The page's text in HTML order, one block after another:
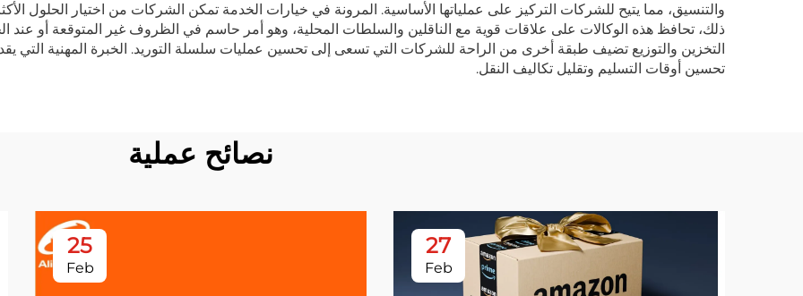
والتنسيق، مما يتيح للشركات التركيز على عملياتها الأساسية. المرونة في خيارات الخدمة تمكن الشركات من اختيار الحلول الأكثر
ذلك، تحافظ هذه الوكالات على علاقات قوية مع الناقلين والسلطات المحلية، وهو أمر حاسم في الظروف غير المتوقعة أو عند
التخزين والتوزيع تضيف طبقة أخرى من الراحة للشركات التي تسعى إلى تحسين عمليات سلسلة التوريد. الخبرة المهنية التي
تحسين أوقات التسليم وتقليل تكاليف النقل.
نصائح عملية
27
Feb
25
Feb